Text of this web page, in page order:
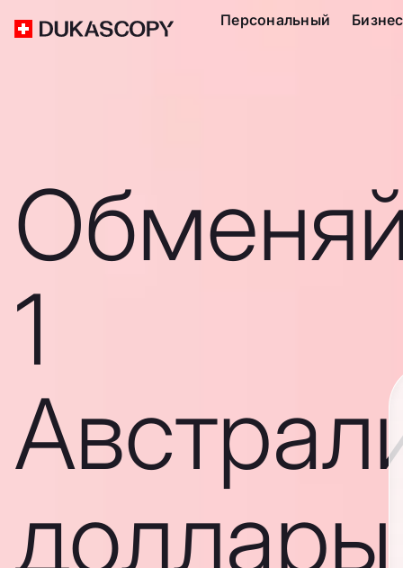
Персональный Бизнес
1
доллары